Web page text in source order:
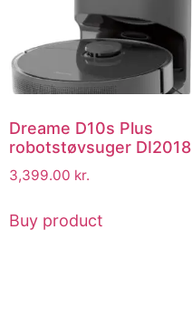
Dreame D10s Plus
robotstøvsuger DI2018
3,399.00 kr.
Buy product